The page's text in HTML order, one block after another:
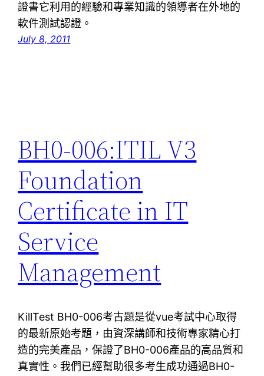
證書它利用的經驗和專業知識的領導者在外地的
軟件測試認證。
July 8, 2011
BH0-006:ITIL V3
Foundation
Certificate in IT
Service
Management
KillTest BH0-006考古題是從vue考試中心取得
的最新原始考題，由資深講師和技術專家精心打
造的完美產品，保證了BH0-006產品的高品質和
真實性。我們已經幫助很多考生成功通過BH0-